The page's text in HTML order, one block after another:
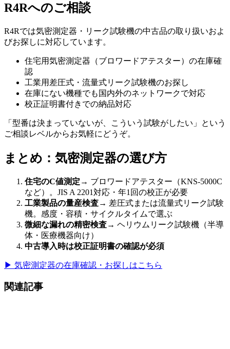
R4Rへのご相談
R4Rでは気密測定器・リーク試験機の中古品の取り扱いおよ
びお探しに対応しています。
住宅用気密測定器（ブロワードアテスター）の在庫確
認
工業用差圧式・流量式リーク試験機のお探し
在庫にない機種でも国内外のネットワークで対応
校正証明書付きでの納品対応
「型番は決まっていないが、こういう試験がしたい」という
ご相談レベルからお気軽にどうぞ。
まとめ：気密測定器の選び方
住宅のC値測定 → ブロワードアテスター（KNS-5000C
など）。JIS A 2201対応・年1回の校正が必要
工業製品の量産検査→ 差圧式または流量式リーク試験
機。感度・容積・サイクルタイムで選ぶ
微細な漏れの精密検査→ ヘリウムリーク試験機（半導
体・医療機器向け）
中古導入時は校正証明書の確認が必須
▶ 気密測定器の在庫確認・お探しはこちら
関連記事